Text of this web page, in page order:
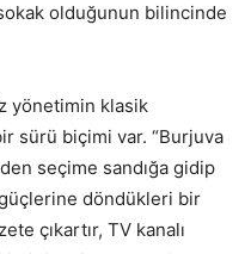
olduğunun bilincinde
yönetimin klasik
sürü biçimi var. “Burjuva
seçime sandığa gidip
döndükleri bir
çıkartır, TV kanalı